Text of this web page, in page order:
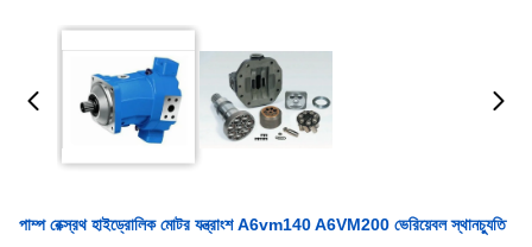
পাম্প রেক্স্রথ হাইড্রোলিক মোটর যন্ত্রাংশ A6vm140 A6VM200 ভেরিয়েবল স্থানচ্যুতি